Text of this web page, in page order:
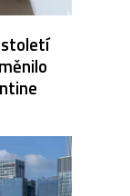
století